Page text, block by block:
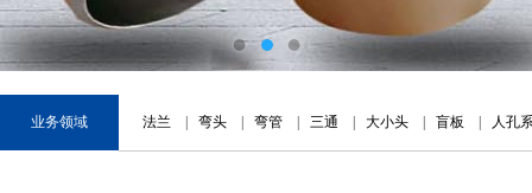
业务领域 法兰 弯头 弯管 三通 大小头 盲板 人孔